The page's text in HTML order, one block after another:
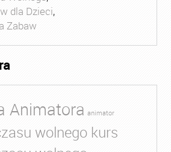
dla Dzieci,
Zabaw
Animatora animator
wolnego kurs